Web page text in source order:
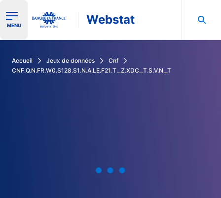
Ouvrir le menu de navigation
MENU Webstat
Accueil Jeux de données
Cnf
CNF.Q.N.FR.W0.S128.S1.N.A.LE.F21.T._Z.XDC._T.S.V.N._T